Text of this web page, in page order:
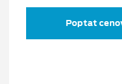
Poptat